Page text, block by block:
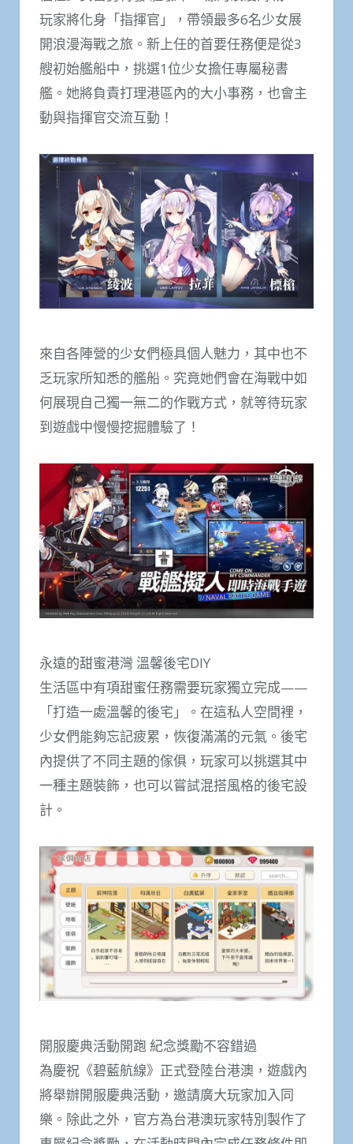
玩家將化身「指揮官」，帶領最多6名少女展
開浪漫海戰之旅。新上任的首要任務便是從3
艘初始艦船中，挑選1位少女擔任專屬秘書
艦。她將負責打理港區內的大小事務，也會主
動與指揮官交流互動！
來自各陣營的少女們極具個人魅力，其中也不
乏玩家所知悉的艦船。究竟她們會在海戰中如
何展現自己獨一無二的作戰方式，就等待玩家
到遊戲中慢慢挖掘體驗了！
永遠的甜蜜港灣 溫馨後宅DIY
生活區中有項甜蜜任務需要玩家獨立完成——
「打造一處溫馨的後宅」。在這私人空間裡，
少女們能夠忘記疲累，恢復滿滿的元氣。後宅
內提供了不同主題的傢俱，玩家可以挑選其中
一種主題裝飾，也可以嘗試混搭風格的後宅設
計。
開服慶典活動開跑 紀念獎勵不容錯過
為慶祝《碧藍航線》正式登陸台港澳，遊戲內
將舉辦開服慶典活動，邀請廣大玩家加入同
樂。除此之外，官方為台港澳玩家特別製作了